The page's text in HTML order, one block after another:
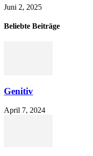
Juni 2, 2025
Beliebte Beiträge
Genitiv
April 7, 2024